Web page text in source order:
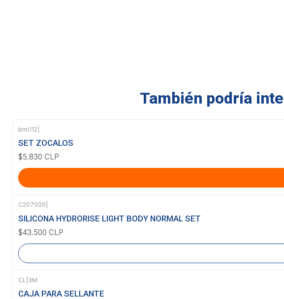
También podría
bmi112
SET ZOCALOS
$5.830 CLP
Agotado
C207000
SILICONA HYDRORISE LIGHT BODY NORMAL SET
$43.500 CLP
Agotado
CL 3M
CAJA PARA SELLANTE